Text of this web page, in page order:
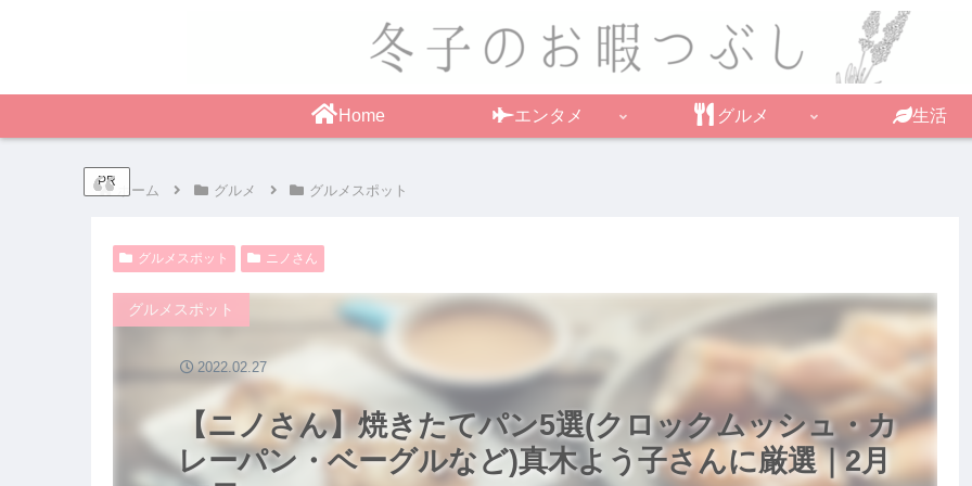
Home エンタメ グルメ 生活
PR
ホーム グルメ グルメスポット
グルメスポット ニノさん
【ニノさん】焼きたてパン5選(クロックムッシュ・カ
レーパン・ベーグルなど)真木よう子さんに厳選｜2月
グルメスポット
2022.02.27